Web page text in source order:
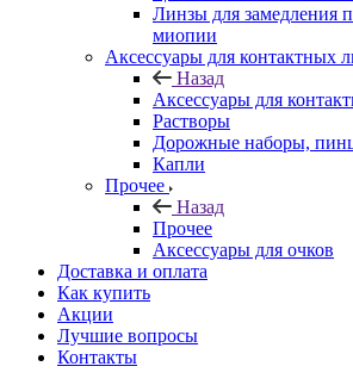
Линзы для замедления
миопии
Аксессуары для контактных
Назад
Аксессуары для
Растворы
Дорожные наборы,
Капли
Прочее
Назад
Прочее
Аксессуары для очков
Доставка и оплата
Как купить
Акции
Лучшие вопросы
Контакты